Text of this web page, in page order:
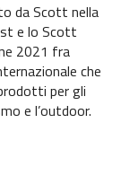
da Scott nella
e lo Scott
2021 fra
che
per gli
e l’outdoor.